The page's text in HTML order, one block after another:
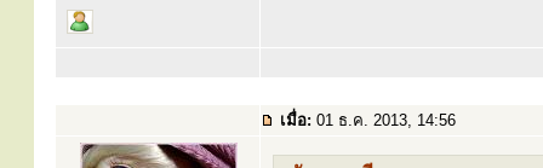
เมื่อ: 01 ธ.ค. 2013, 14:56